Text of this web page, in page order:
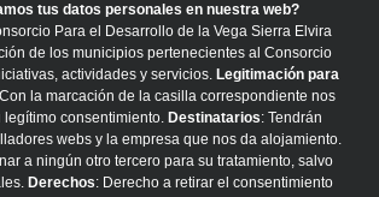
tus datos personales en nuestra web?
Para el Desarrollo de la Vega Sierra Elvira
de los municipios pertenecientes al Consorcio
actividades y servicios. Legitimación para
la marcación de la casilla correspondiente nos
legítimo consentimiento. Destinatarios: Tendrán
webs y la empresa que nos da alojamiento.
a ningún otro tercero para su tratamiento, salvo
Derechos: Derecho a retirar el consentimiento